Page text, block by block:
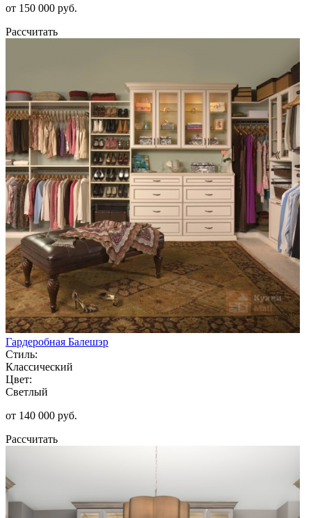
от 150 000 руб.
Рассчитать
Гардеробная Балешэр
Стиль:
Классический
Цвет:
Светлый
от 140 000 руб.
Рассчитать